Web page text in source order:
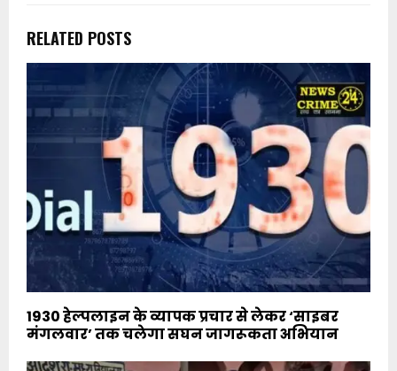
RELATED POSTS
1930 हेल्पलाइन के व्यापक प्रचार से लेकर ‘साइबर
मंगलवार’ तक चलेगा सघन जागरूकता अभियान